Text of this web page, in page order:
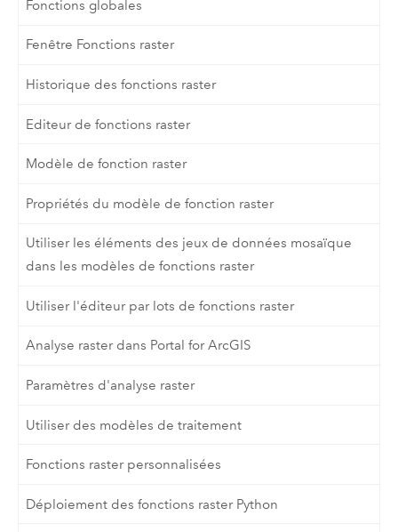
Fonctions globales
Fenêtre Fonctions raster
Historique des fonctions raster
Editeur de fonctions raster
Modèle de fonction raster
Propriétés du modèle de fonction raster
Utiliser les éléments des jeux de données mosaïque
dans les modèles de fonctions raster
Utiliser l'éditeur par lots de fonctions raster
Analyse raster dans Portal for ArcGIS
Paramètres d'analyse raster
Utiliser des modèles de traitement
Fonctions raster personnalisées
Déploiement des fonctions raster Python